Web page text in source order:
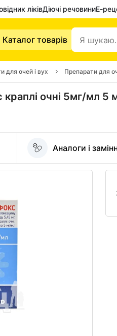
ліківДіючі речовиниЕ-
Каталог товарів
для очей і вух Препарати для
очні 5мг/мл 5
Аналоги і